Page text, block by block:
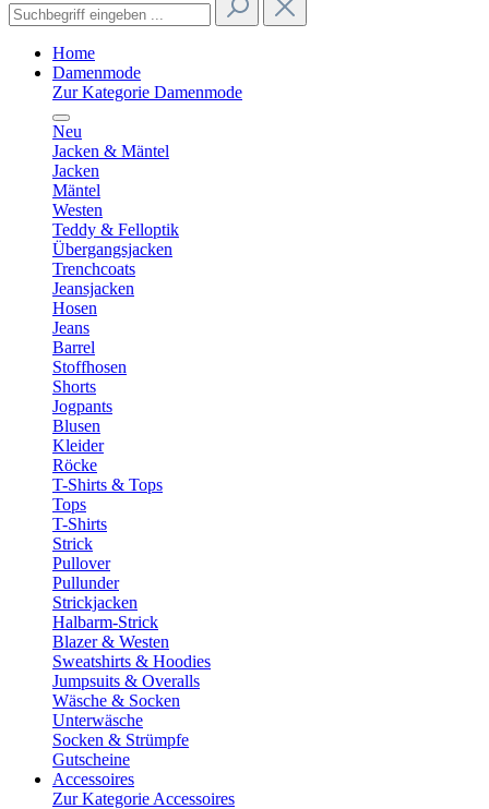
Home
Damenmode
Zur Kategorie Damenmode
Neu
Jacken & Mäntel
Jacken
Mäntel
Westen
Teddy & Felloptik
Übergangsjacken
Trenchcoats
Jeansjacken
Hosen
Jeans
Barrel
Stoffhosen
Shorts
Jogpants
Blusen
Kleider
Röcke
T-Shirts & Tops
Tops
T-Shirts
Strick
Pullover
Pullunder
Strickjacken
Halbarm-Strick
Blazer & Westen
Sweatshirts & Hoodies
Jumpsuits & Overalls
Wäsche & Socken
Unterwäsche
Socken & Strümpfe
Gutscheine
Accessoires
Zur Kategorie Accessoires